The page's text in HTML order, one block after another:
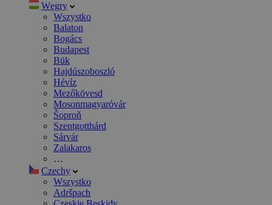
Węgry
Wszystko
Balaton
Bogács
Budapest
Bük
Hajdúszoboszló
Hévíz
Mezőkövesd
Mosonmagyaróvár
Šoproň
Szentgotthárd
Sárvár
Zalakaros
…
Czechy
Wszystko
Adršpach